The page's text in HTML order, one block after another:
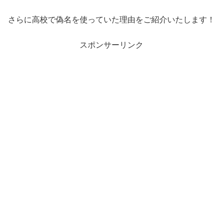
さらに高校で偽名を使っていた理由をご紹介いたします！
スポンサーリンク